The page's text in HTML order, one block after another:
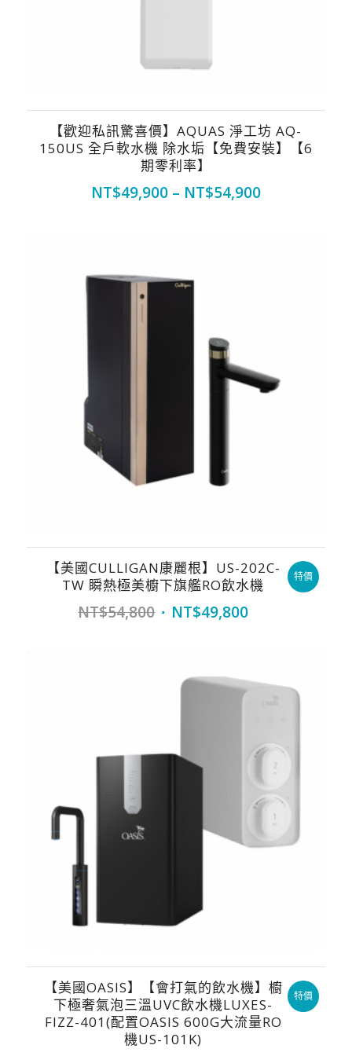
【歡迎私訊驚喜價】AQUAS 淨工坊 AQ-
150US 全戶軟水機 除水垢【免費安裝】【6
期零利率】
NT$49,900– NT$54,900
【美國CULLIGAN康麗根】US-202C-
TW 瞬熱極美櫥下旗艦RO飲水機
NT$54,800 Original
NT$49,800Current
特價
【美國OASIS】【會打氣的飲水機】櫥
下極奢氣泡三溫UVC飲水機LUXES-
FIZZ-401(配置OASIS 600G大流量RO
機US-101K)
特價